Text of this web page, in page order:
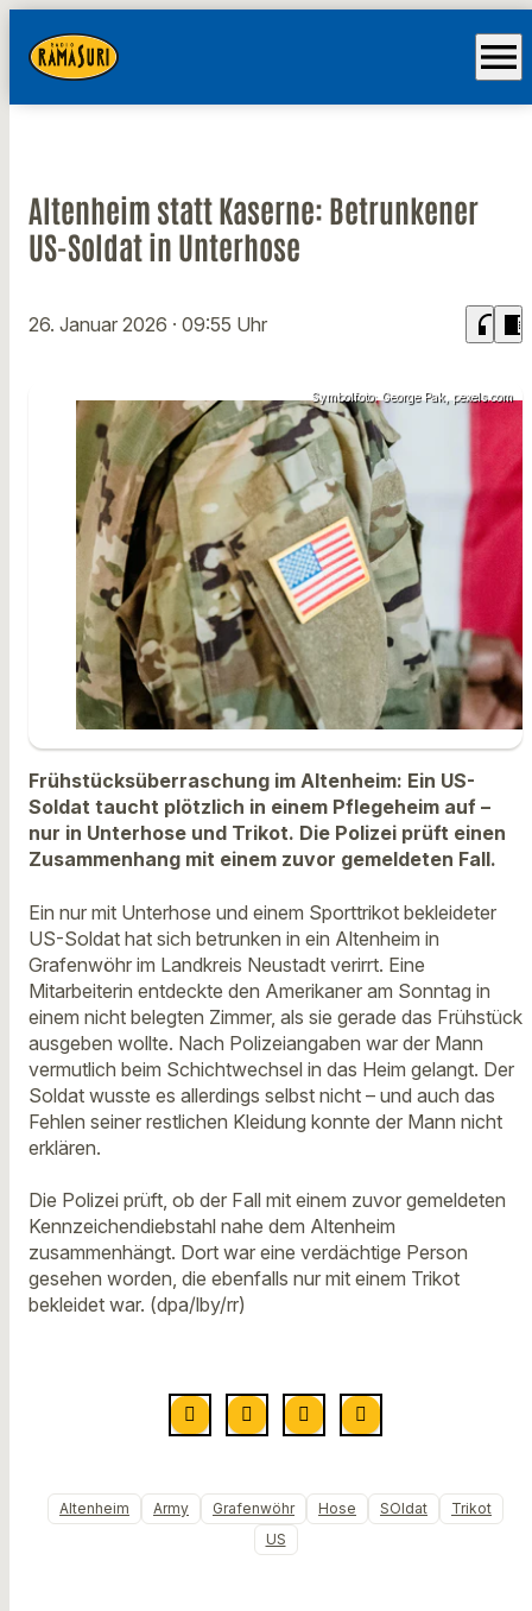
menu
Altenheim statt Kaserne: Betrunkener
US-Soldat in Unterhose
26. Januar 2026 · 09:55 Uhr headphones chrome_reader_mode
Symbolfoto: George Pak, pexels.com
Frühstücksüberraschung im Altenheim: Ein US-
Soldat taucht plötzlich in einem Pflegeheim auf –
nur in Unterhose und Trikot. Die Polizei prüft einen
Zusammenhang mit einem zuvor gemeldeten Fall.
Ein nur mit Unterhose und einem Sporttrikot bekleideter
US-Soldat hat sich betrunken in ein Altenheim in
Grafenwöhr im Landkreis Neustadt verirrt. Eine
Mitarbeiterin entdeckte den Amerikaner am Sonntag in
einem nicht belegten Zimmer, als sie gerade das Frühstück
ausgeben wollte. Nach Polizeiangaben war der Mann
vermutlich beim Schichtwechsel in das Heim gelangt. Der
Soldat wusste es allerdings selbst nicht – und auch das
Fehlen seiner restlichen Kleidung konnte der Mann nicht
erklären.
Die Polizei prüft, ob der Fall mit einem zuvor gemeldeten
Kennzeichendiebstahl nahe dem Altenheim
zusammenhängt. Dort war eine verdächtige Person
gesehen worden, die ebenfalls nur mit einem Trikot
bekleidet war. (dpa/lby/rr)
Altenheim Army Grafenwöhr Hose SOldat
Trikot
US